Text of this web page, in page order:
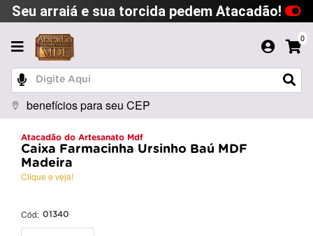
Seu arraiá e sua torcida pedem Atacadão!
0
benefícios para seu CEP
Atacadão do Artesanato Mdf
Caixa Farmacinha Ursinho Baú MDF
Madeira
Clique e veja!
Cód: 01340